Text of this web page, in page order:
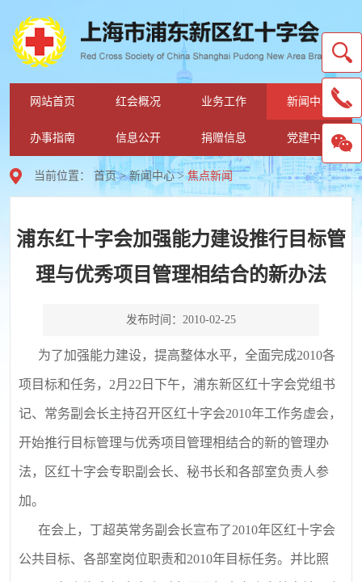
网站首页 红会概况 业务工作 新闻中心
办事指南 信息公开 捐赠信息 党建中心
当前位置： 首页>新闻中心>焦点新闻
浦东红十字会加强能力建设推行目标管
理与优秀项目管理相结合的新办法
发布时间：2010-02-25
为了加强能力建设，提高整体水平，全面完成2010各
项目标和任务，2月22日下午，浦东新区红十字会党组书
记、常务副会长主持召开区红十字会2010年工作务虚会，
开始推行目标管理与优秀项目管理相结合的新的管理办
法，区红十字会专职副会长、秘书长和各部室负责人参
加。
在会上，丁超英常务副会长宣布了2010年区红十字会
公共目标、各部室岗位职责和2010年目标任务。并比照